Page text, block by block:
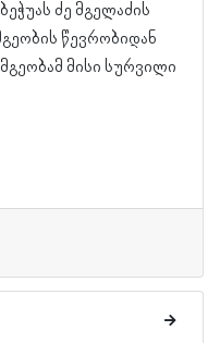
ძე მგელაძის
წევრობიდან
მისი სურვილი